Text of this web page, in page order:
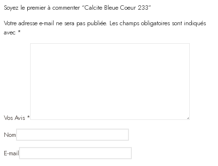
Soyez le premier à commenter “Calcite Bleue Coeur 233”
Votre adresse e-mail ne sera pas publiée. Les champs obligatoires sont indiqués
avec *
Vos Avis *
Nom
E-mail